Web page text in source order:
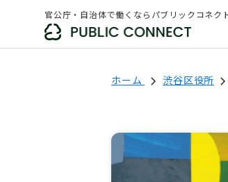
官公庁・自治体で働くならパブリックコネク
ホーム 渋谷区役所